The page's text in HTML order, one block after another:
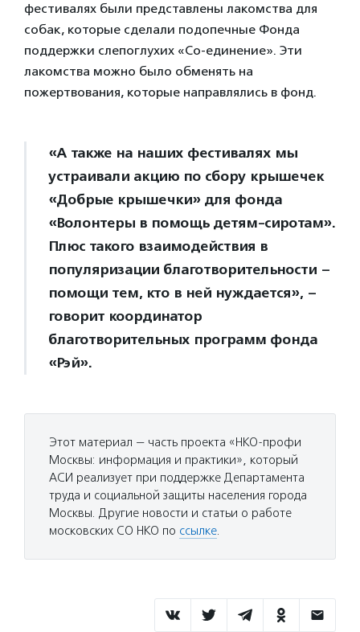
фестивалях были представлены лакомства для
собак, которые сделали подопечные Фонда
поддержки слепоглухих «Со-единение». Эти
лакомства можно было обменять на
пожертвования, которые направлялись в фонд.
«А также на наших фестивалях мы
устраивали акцию по сбору крышечек
«Добрые крышечки» для фонда
«Волонтеры в помощь детям-сиротам».
Плюс такого взаимодействия в
популяризации благотворительности –
помощи тем, кто в ней нуждается», –
говорит координатор
благотворительных программ фонда
«Рэй».
Этот материал — часть проекта «НКО-профи
Москвы: информация и практики», который
АСИ реализует при поддержке Департамента
труда и социальной защиты населения города
Москвы. Другие новости и статьи о работе
московских СО НКО по ссылке.